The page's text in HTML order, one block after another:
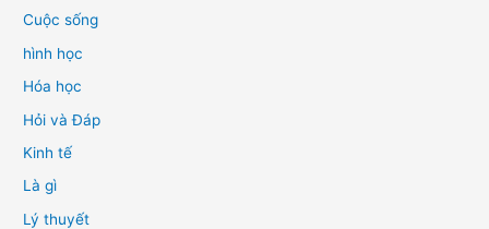
Cuộc sống
hình học
Hóa học
Hỏi và Đáp
Kinh tế
Là gì
Lý thuyết